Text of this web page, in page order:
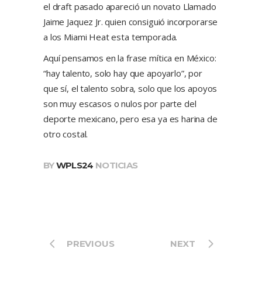
el draft pasado apareció un novato Llamado
Jaime Jaquez Jr. quien consiguió incorporarse
a los Miami Heat esta temporada.
Aquí pensamos en la frase mítica en México:
“hay talento, solo hay que apoyarlo”, por
que sí, el talento sobra, solo que los apoyos
son muy escasos o nulos por parte del
deporte mexicano, pero esa ya es harina de
otro costal.
BYWPLS24 NOTICIAS
PREVIOUS NEXT